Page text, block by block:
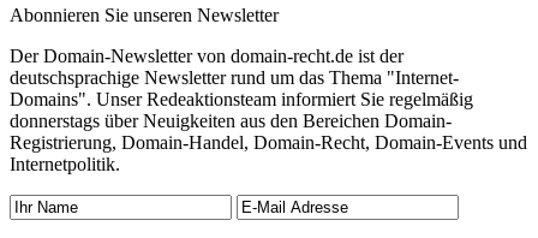
Abonnieren Sie unseren Newsletter
Der Domain-Newsletter von domain-recht.de ist der
deutschsprachige Newsletter rund um das Thema "Internet-
Domains". Unser Redeaktionsteam informiert Sie regelmäßig
donnerstags über Neuigkeiten aus den Bereichen Domain-
Registrierung, Domain-Handel, Domain-Recht, Domain-Events und
Internetpolitik.